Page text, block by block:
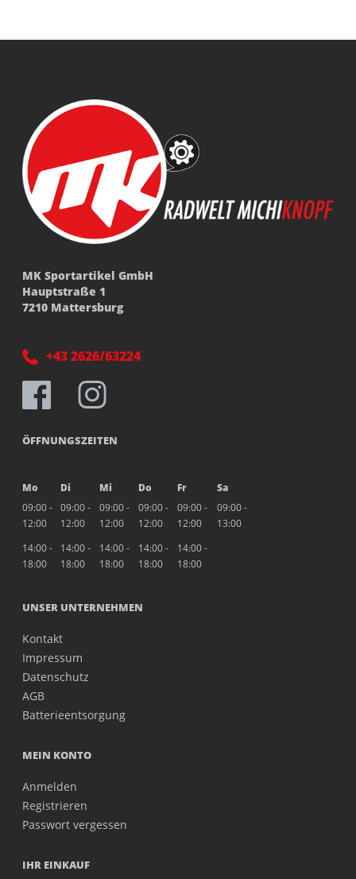
MK Sportartikel GmbH
Hauptstraße 1
7210 Mattersburg
+43 2626/63224
ÖFFNUNGSZEITEN
Mo Di Mi Do Fr
Sa
09:00 -
12:00
09:00 -
12:00
09:00 -
12:00
09:00 -
12:00
09:00 -
12:00
09:00 -
13:00
14:00 -
18:00
14:00 -
18:00
14:00 -
18:00
14:00 -
18:00
14:00 -
18:00
UNSER UNTERNEHMEN
Kontakt
Impressum
Datenschutz
AGB
Batterieentsorgung
MEIN KONTO
Anmelden
Registrieren
Passwort vergessen
IHR EINKAUF